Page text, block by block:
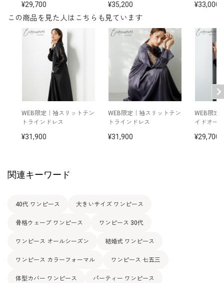
※モデル：身長168cm 9号着用
この商品を見た人はこちらも見ています
WEB限定｜袖スリットテン
トラインドレス
31,900
WEB限定｜袖スリットテン
トラインドレス
31,900
WEB限定
イドオー
29,700
29,700 35,200 33,000
関連キーワード
40代 ワンピース 大きいサイズ ワンピース
骨格ウェーブ ワンピース ワンピース 30代
ワンピース オールシーズン 結婚式 ワンピース
ワンピース カラーフォーマル ワンピース 七五三
体型カバー ワンピース パーティー ワンピース